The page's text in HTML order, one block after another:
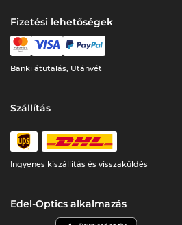
Fizetési lehetőségek
Banki átutalás, Utánvét
Szállítás
Ingyenes kiszállítás és visszaküldés
Edel-Optics alkalmazás